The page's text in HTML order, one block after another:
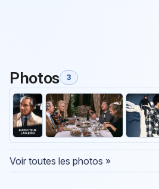
Photos 3
Voir toutes les photos »